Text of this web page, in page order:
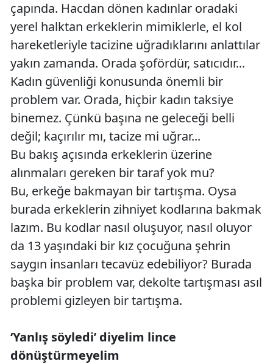
çapında. Hacdan dönen kadınlar oradaki
yerel halktan erkeklerin mimiklerle, el kol
hareketleriyle tacizine uğradıklarını anlattılar
yakın zamanda. Orada şofördür, satıcıdır...
Kadın güvenliği konusunda önemli bir
problem var. Orada, hiçbir kadın taksiye
binemez. Çünkü başına ne geleceği belli
değil; kaçırılır mı, tacize mi uğrar...
Bu bakış açısında erkeklerin üzerine
alınmaları gereken bir taraf yok mu?
Bu, erkeğe bakmayan bir tartışma. Oysa
burada erkeklerin zihniyet kodlarına bakmak
lazım. Bu kodlar nasıl oluşuyor, nasıl oluyor
da 13 yaşındaki bir kız çocuğuna şehrin
saygın insanları tecavüz edebiliyor? Burada
başka bir problem var, dekolte tartışması asıl
problemi gizleyen bir tartışma.
‘Yanlış söyledi’ diyelim lince
dönüştürmeyelim